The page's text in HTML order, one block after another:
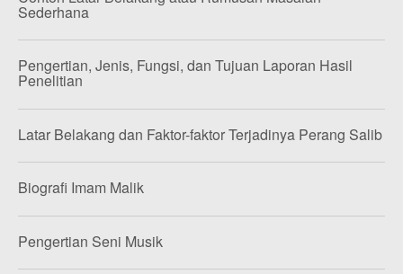
Sederhana
Pengertian, Jenis, Fungsi, dan Tujuan Laporan Hasil
Penelitian
Latar Belakang dan Faktor-faktor Terjadinya Perang Salib
Biografi Imam Malik
Pengertian Seni Musik